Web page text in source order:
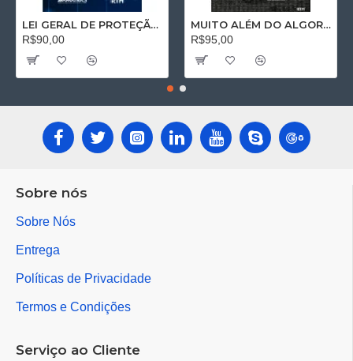
LEI GERAL DE PROTEÇÃO DE DADOS PESSOAIS: Impactos na seara trabalhista
R$90,00
MUITO ALÉM DO ALGORÍTMO: O Direito do Trabalho no Séc. XXI
R$95,00
Sobre nós
Sobre Nós
Entrega
Políticas de Privacidade
Termos e Condições
Serviço ao Cliente